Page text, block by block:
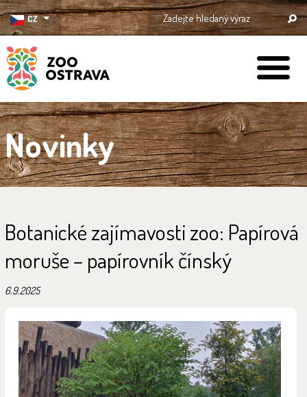
CZ
ZOO Ostrava
Novinky
Botanické zajímavosti zoo: Papírová
moruše – papírovník čínský
6.9.2025